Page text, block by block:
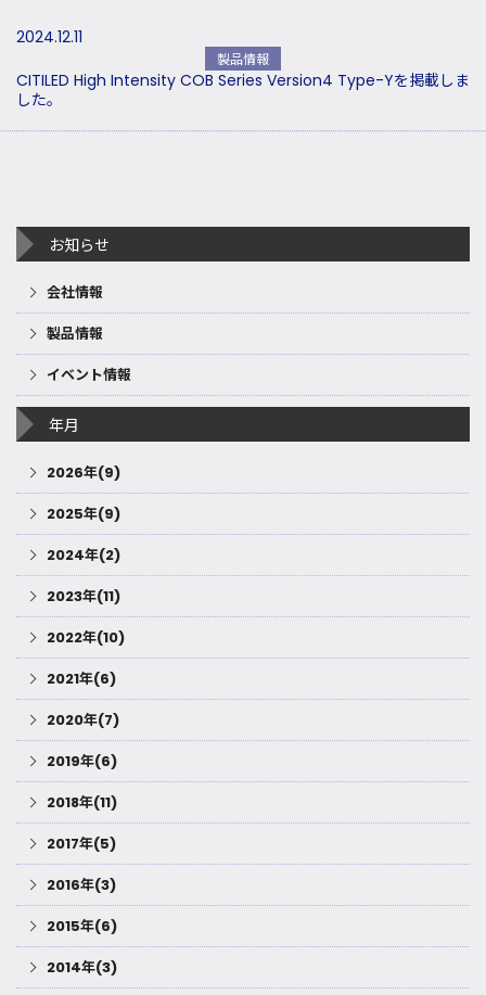
2024.12.11
製品情報
CITILED High Intensity COB Series Version4 Type-Yを掲載しま
した。
お知らせ
会社情報
製品情報
イベント情報
年月
2026年(9)
2025年(9)
2024年(2)
2023年(11)
2022年(10)
2021年(6)
2020年(7)
2019年(6)
2018年(11)
2017年(5)
2016年(3)
2015年(6)
2014年(3)